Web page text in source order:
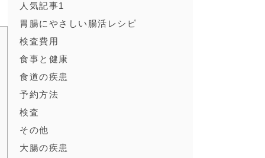
人気記事1
胃腸にやさしい腸活レシピ
検査費用
食事と健康
食道の疾患
予約方法
検査
その他
大腸の疾患